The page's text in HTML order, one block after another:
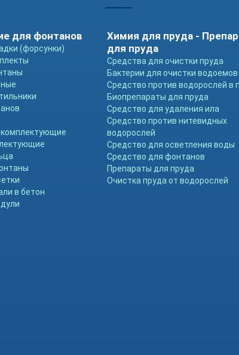
для фонтанов
(форсунки)
в бетон
Химия для пруда -
для пруда
Средства для очистки пруда
Бактерии для очистки водоемов
Средство против водорослей в
Биопрепараты для пруда
Средство для удаления ила
Средство против нитевидных
водорослей
Средство для осветления воды
Средство для фонтанов
Препараты для пруда
Очистка пруда от водорослей